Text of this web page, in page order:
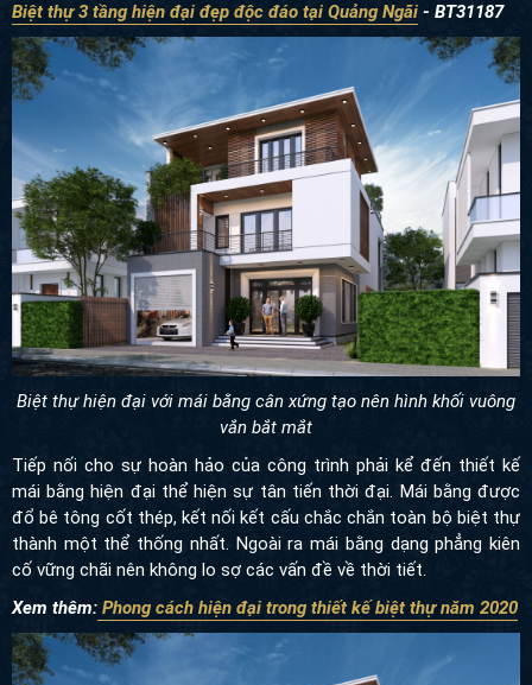
Biệt thự 3 tầng hiện đại đẹp độc đáo tại Quảng Ngãi - BT31187
Biệt thự hiện đại với mái bằng cân xứng tạo nên hình khối vuông
vắn bắt mắt
Tiếp nối cho sự hoàn hảo của công trình phải kể đến thiết kế
mái bằng hiện đại thể hiện sự tân tiến thời đại. Mái bằng được
đổ bê tông cốt thép, kết nối kết cấu chắc chắn toàn bộ biệt thự
thành một thể thống nhất. Ngoài ra mái bằng dạng phẳng kiên
cố vững chãi nên không lo sợ các vấn đề về thời tiết.
Xem thêm: Phong cách hiện đại trong thiết kế biệt thự năm 2020